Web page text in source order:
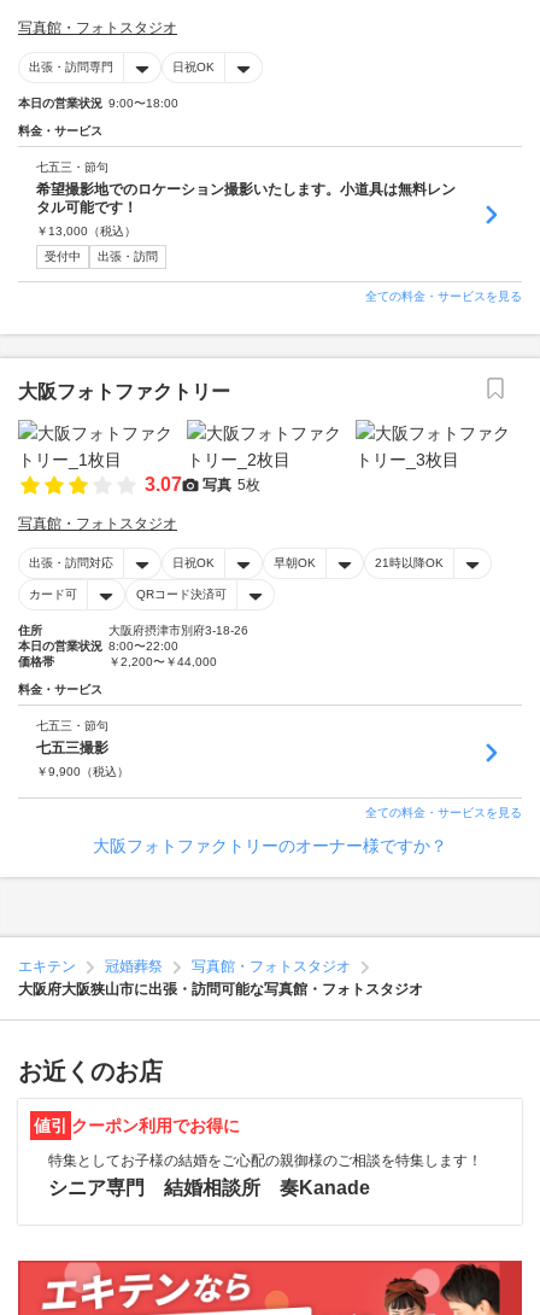
写真館・フォトスタジオ
出張・訪問専門 日祝OK
本日の営業状況 9:00〜18:00
料金・サービス
七五三・節句
希望撮影地でのロケーション撮影いたします。小道具は無料レン
タル可能です！
￥ 13,000 （税込）
受付中
出張・訪問
全ての料金・サービスを見る
大阪フォトファクトリー
3.07 写真 5枚
写真館・フォトスタジオ
出張・訪問対応 日祝OK 早朝OK 21時以降OK
カード可 QRコード決済可
住所
大阪府摂津市別府3-18-26
本日の営業状況 8:00〜22:00
価格帯
￥2,200〜￥44,000
料金・サービス
七五三・節句
七五三撮影
￥9,900 （税込）
全ての料金・サービスを見る
大阪フォトファクトリーのオーナー様ですか？
エキテン 冠婚葬祭
写真館・フォトスタジオ
大阪府大阪狭山市に出張・訪問可能な写真館・フォトスタジオ
お近くのお店
値引 クーポン利用でお得に
特集としてお子様の結婚をご心配の親御様のご相談を特集します！
シニア専門 結婚相談所 奏Kanade